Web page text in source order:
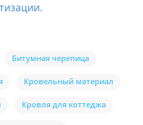
Битумная черепица
Кровельный материал
Кровля для коттеджа